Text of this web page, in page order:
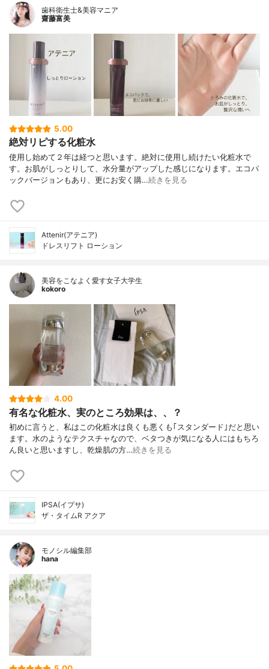
歯科衛生士&美容マニア
齋藤富美
5.00
絶対リピする化粧水
使用し始めて２年は経つと思います。絶対に使用し続けたい化粧水で
す。お肌がしっとりして、水分量がアップした感じになります。エコパ
ックバージョンもあり、更にお安く購…続きを見る
Attenir(アテニア)
ドレスリフト ローション
美容をこなよく愛す女子大学生
kokoro
4.00
有名な化粧水、実のところ効果は、、？
初めに言うと、私はこの化粧水は良くも悪くも｢スタンダード｣だと思い
ます。水のようなテクスチャなので、ベタつきが気になる人にはもちろ
ん良いと思いますし、乾燥肌の方…続きを見る
IPSA(イプサ)
ザ・タイムR アクア
モノシル編集部
hana